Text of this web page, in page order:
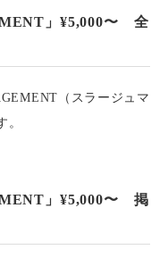
」¥5,000〜 全
（スラージュマ
」¥5,000〜 掲